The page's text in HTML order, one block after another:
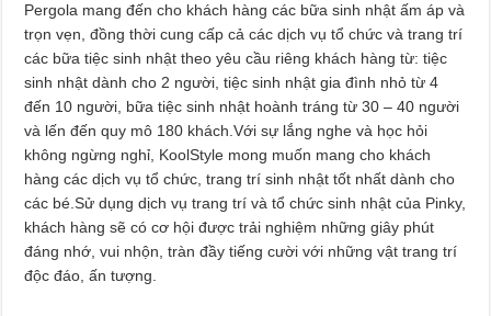
Pergola mang đến cho khách hàng các bữa sinh nhật ấm áp và
trọn vẹn, đồng thời cung cấp cả các dịch vụ tổ chức và trang trí
các bữa tiệc sinh nhật theo yêu cầu riêng khách hàng từ: tiệc
sinh nhật dành cho 2 người, tiệc sinh nhật gia đình nhỏ từ 4
đến 10 người, bữa tiệc sinh nhật hoành tráng từ 30 – 40 người
và lến đến quy mô 180 khách.Với sự lắng nghe và học hỏi
không ngừng nghỉ, KoolStyle mong muốn mang cho khách
hàng các dịch vụ tổ chức, trang trí sinh nhật tốt nhất dành cho
các bé.Sử dụng dịch vụ trang trí và tổ chức sinh nhật của Pinky,
khách hàng sẽ có cơ hội được trải nghiệm những giây phút
đáng nhớ, vui nhộn, tràn đầy tiếng cười với những vật trang trí
độc đáo, ấn tượng.